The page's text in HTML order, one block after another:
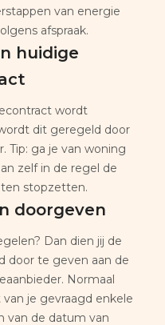
van energie
afspraak.
huidige
wordt
dit geregeld door
Tip: ga je van woning
zelf in de regel de
stopzetten.
doorgeven
Dan dien jij de
door te geven aan de
Normaal
je gevraagd enkele
van de datum van